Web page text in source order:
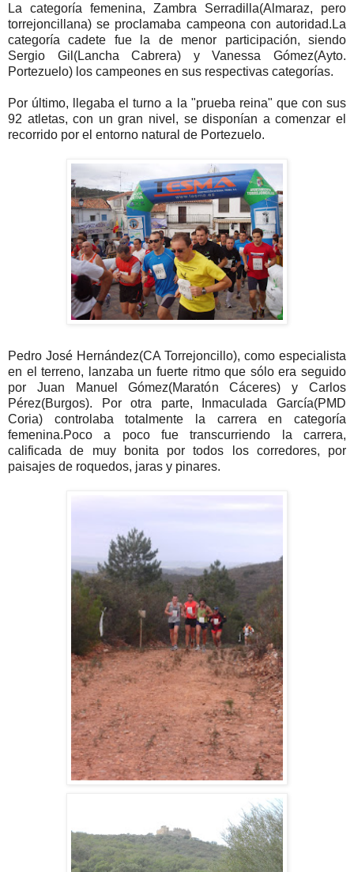
La categoría femenina, Zambra Serradilla(Almaraz, pero
torrejoncillana) se proclamaba campeona con autoridad.La
categoría cadete fue la de menor participación, siendo
Sergio Gil(Lancha Cabrera) y Vanessa Gómez(Ayto.
Portezuelo) los campeones en sus respectivas categorías.
Por último, llegaba el turno a la "prueba reina" que con sus
92 atletas, con un gran nivel, se disponían a comenzar el
recorrido por el entorno natural de Portezuelo.
Pedro José Hernández(CA Torrejoncillo), como especialista
en el terreno, lanzaba un fuerte ritmo que sólo era seguido
por Juan Manuel Gómez(Maratón Cáceres) y Carlos
Pérez(Burgos). Por otra parte, Inmaculada García(PMD
Coria) controlaba totalmente la carrera en categoría
femenina.Poco a poco fue transcurriendo la carrera,
calificada de muy bonita por todos los corredores, por
paisajes de roquedos, jaras y pinares.